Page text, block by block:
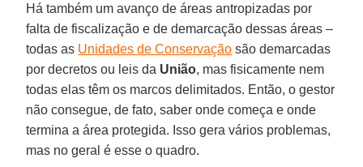
Há também um avanço de áreas antropizadas por
falta de fiscalização e de demarcação dessas áreas –
todas as Unidades de Conservação são demarcadas
por decretos ou leis da União, mas fisicamente nem
todas elas têm os marcos delimitados. Então, o gestor
não consegue, de fato, saber onde começa e onde
termina a área protegida. Isso gera vários problemas,
mas no geral é esse o quadro.